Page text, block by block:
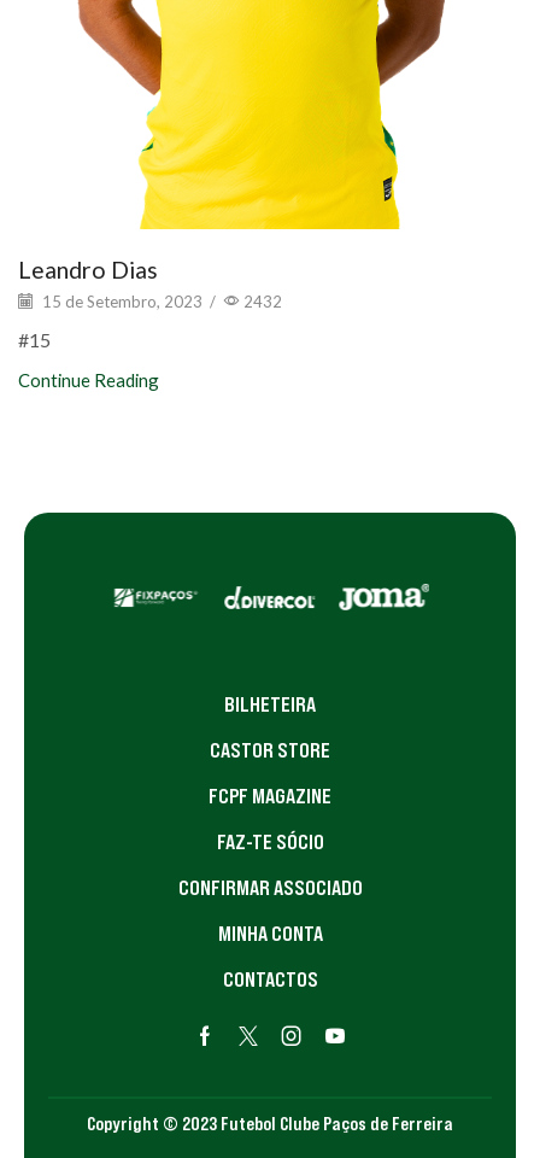
Leandro Dias
15 de Setembro, 2023 / 2432
#15
Continue Reading
BILHETEIRA
CASTOR STORE
FCPF MAGAZINE
FAZ-TE SÓCIO
CONFIRMAR ASSOCIADO
MINHA CONTA
CONTACTOS
Copyright © 2023 Futebol Clube Paços de Ferreira